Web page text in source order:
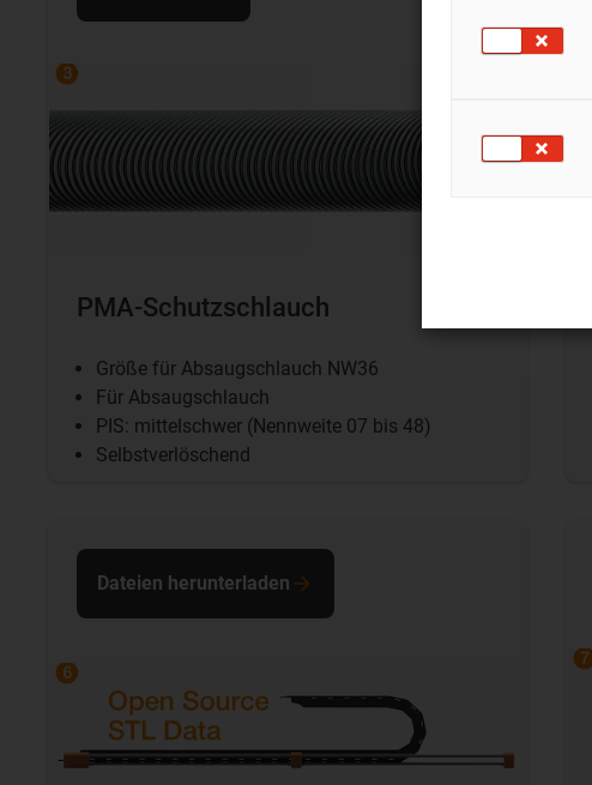
PMA-Schutzschlauch
Größe für Absaugschlauch NW36
Für Absaugschlauch
PIS: mittelschwer (Nennweite 07 bis 48)
Selbstverlöschend
Dateien herunterladen